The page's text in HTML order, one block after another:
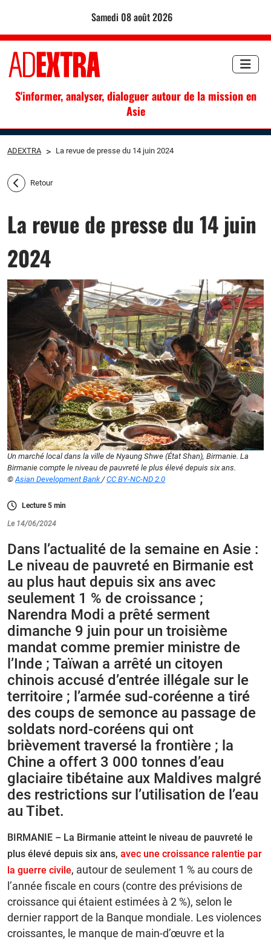
samedi 08 août 2026
S'informer, analyser, dialoguer autour de la mission en
Asie
ADEXTRA > La revue de presse du 14 juin 2024
Retour
La revue de presse du 14 juin
2024
Un marché local dans la ville de Nyaung Shwe (État Shan), Birmanie. La
Birmanie compte le niveau de pauvreté le plus élevé depuis six ans.
©Asian Development Bank/CC BY-NC-ND 2.0
Lecture5 min
Le 14/06/2024
Dans l’actualité de la semaine en Asie :
Le niveau de pauvreté en Birmanie est
au plus haut depuis six ans avec
seulement 1 % de croissance ;
Narendra Modi a prêté serment
dimanche 9 juin pour un troisième
mandat comme premier ministre de
l’Inde ; Taïwan a arrêté un citoyen
chinois accusé d’entrée illégale sur le
territoire ; l’armée sud-coréenne a tiré
des coups de semonce au passage de
soldats nord-coréens qui ont
brièvement traversé la frontière ; la
Chine a offert 3 000 tonnes d’eau
glaciaire tibétaine aux Maldives malgré
des restrictions sur l’utilisation de l’eau
au Tibet.
BIRMANIE – La Birmanie atteint le niveau de pauvreté le
plus élevé depuis six ans, avec une croissance ralentie par
la guerre civile, autour de seulement 1 % au cours de
l’année fiscale en cours (contre des prévisions de
croissance qui étaient estimées à 2 %), selon le
dernier rapport de la Banque mondiale. Les violences
croissantes, le manque de main-d’œuvre et la